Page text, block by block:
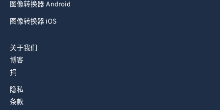
图像转换器 Android
图像转换器 iOS
关于我们
博客
捐
隐私
条款